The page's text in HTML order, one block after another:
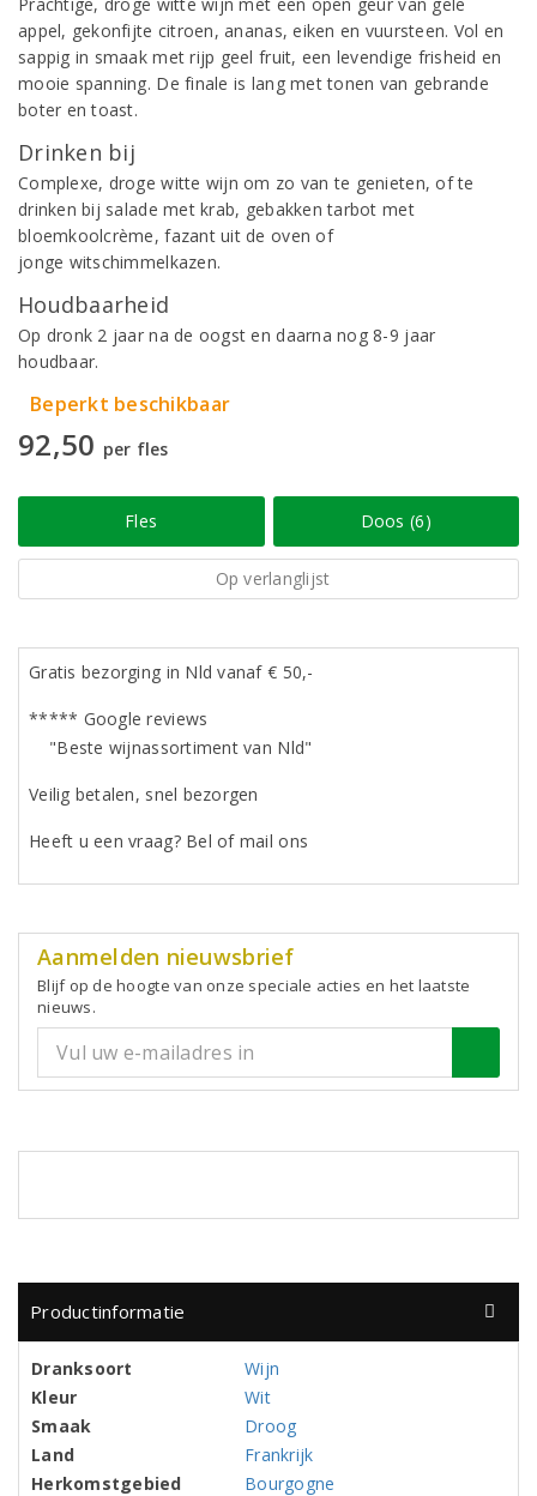
appel, gekonfijte citroen, ananas, eiken en vuursteen. Vol en
sappig in smaak met rijp geel fruit, een levendige frisheid en
mooie spanning. De finale is lang met tonen van gebrande
boter en toast.
Drinken bij
Complexe, droge witte wijn om zo van te genieten, of te
drinken bij salade met krab, gebakken tarbot met
bloemkoolcrème, fazant uit de oven of
jonge witschimmelkazen.
Houdbaarheid
Op dronk 2 jaar na de oogst en daarna nog 8-9 jaar
houdbaar.
Beperkt beschikbaar
92,50 per fles
Fles Doos (6)
Op verlanglijst
Gratis bezorging in Nld vanaf € 50,-
***** Google reviews
"Beste wijnassortiment van Nld"
Veilig betalen, snel bezorgen
Heeft u een vraag? Bel of mail ons
Aanmelden nieuwsbrief
Blijf op de hoogte van onze speciale acties en het laatste
nieuws.
Productinformatie
Dranksoort
Wijn
Kleur
Wit
Smaak
Droog
Land
Frankrijk
Herkomstgebied
Bourgogne